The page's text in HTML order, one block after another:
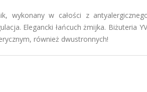
wykonany w całości z
Elegancki łańcuch żmijka.
również dwustronnych!